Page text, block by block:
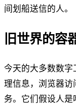
间划船送信的人。
旧世界的容
今天的大多数数字
理信息，浏览器
务。它们假设人